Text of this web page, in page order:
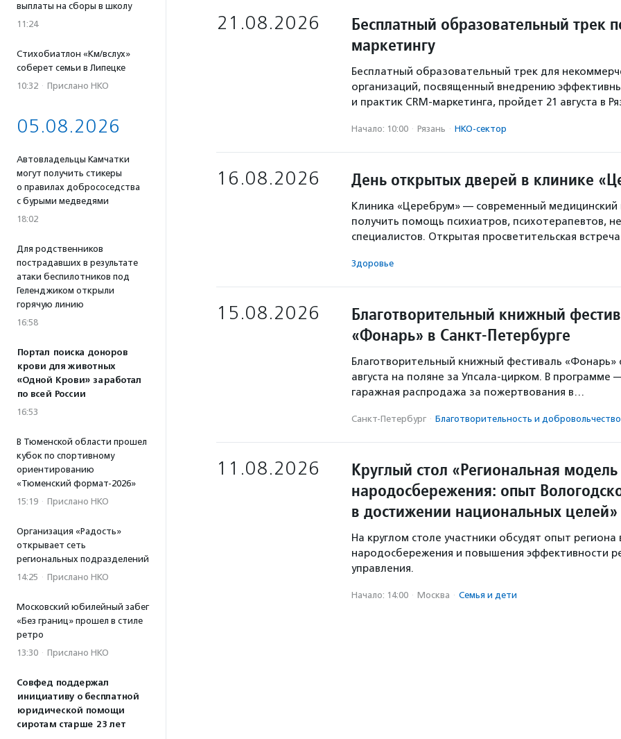
выплаты на сборы в школу
11:24
Стихобиатлон «Км/вслух»
соберет семьи в Липецке
10:32 · Прислано НКО
05.08.2026
Автовладельцы Камчатки
могут получить стикеры
о правилах добрососедства
с бурыми медведями
18:02
Для родственников
пострадавших в результате
атаки беспилотников под
Геленджиком открыли
горячую линию
16:58
Портал поиска доноров
крови для животных
«Одной Крови» заработал
по всей России
16:53
В Тюменской области прошел
кубок по спортивному
ориентированию
«Тюменский формат-2026»
15:19 · Прислано НКО
Организация «Радость»
открывает сеть
региональных подразделений
14:25 · Прислано НКО
Московский юбилейный забег
«Без границ» прошел в стиле
ретро
13:30 · Прислано НКО
Совфед поддержал
инициативу о бесплатной
юридической помощи
сиротам старше 23 лет
21.08.2026
Бесплатный образовательный трек
маркетингу
Бесплатный образовательный трек для
организаций, посвященный внедрению
и практик CRM-маркетинга, пройдет 21 августа в
Начало: 10:00 · Рязань · НКО-сектор
16.08.2026 День открытых дверей в клинике
Клиника «Церебрум» — современный
получить помощь психиатров, психотерапевтов,
специалистов. Открытая просветительская
Здоровье
15.08.2026
Благотворительный книжный
«Фонарь» в Санкт-Петербурге
Благотворительный книжный фестиваль «Фонарь»
августа на поляне за Упсала-цирком. В программе
гаражная распродажа за пожертвования в…
Санкт-Петербург · Благотвори­тель­ность и доброволь­чест­во
11.08.2026
Круглый стол «Региональная модель
народосбережения: опыт
в достижении национальных целей»
На круглом столе участники обсудят опыт региона
народосбережения и повышения эффективности
управления.
Начало: 14:00 · Москва · Семья и дети